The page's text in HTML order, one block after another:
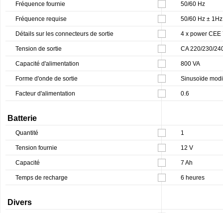
Fréquence fournie 50/60 Hz
Fréquence requise 50/60 Hz ± 1Hz
Détails sur les connecteurs de sortie 4 x power CEE
Tension de sortie CA 220/230/
Capacité d'alimentation 800 VA
Forme d'onde de sortie Sinusoïde
Facteur d'alimentation 0.6
Batterie
Quantité 1
Tension fournie 12 V
Capacité 7 Ah
Temps de recharge 6 heures
Divers